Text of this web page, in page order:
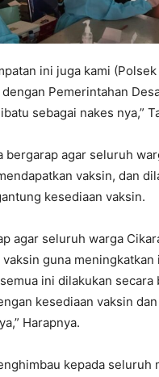
ini juga kami
Pemerintahan
sebagai nakes nya,”
bergarap agar seluruh
vaksin, dan
kesediaan vaksin.
agar seluruh warga
vaksin guna meningkatkan
ini dilakukan secara
kesediaan vaksin
Harapnya.
kepada seluruh